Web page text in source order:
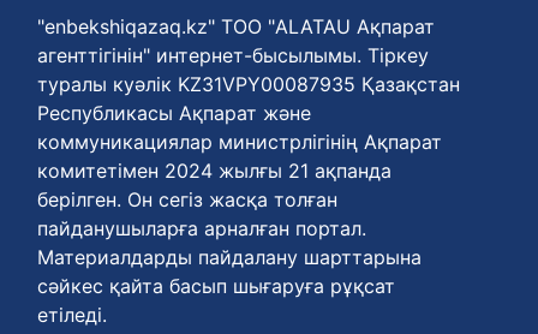
"enbekshiqazaq.kz" ТОО "ALATAU Ақпарат
агенттігінін" интернет-бысылымы. Тіркеу
туралы куәлік KZ31VPY00087935 Қазақстан
Республикасы Ақпарат және
коммуникациялар министрлігінің Ақпарат
комитетімен 2024 жылғы 21 ақпанда
берілген. Он сегіз жасқа толған
пайданушыларға арналған портал.
Материалдарды пайдалану шарттарына
сәйкес қайта басып шығаруға рұқсат
етіледі.